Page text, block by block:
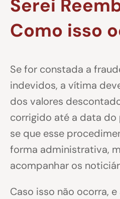
Serei
Como isso
Se for constada a
indevidos, a vítima
dos valores
corrigido até a data
se que esse
forma administrativa,
acompanhar os
Caso isso não ocorra,